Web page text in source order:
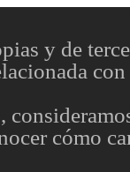
y de
cómo